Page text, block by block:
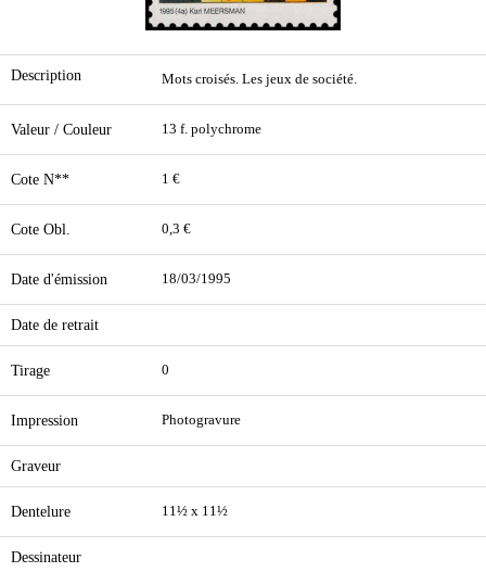
Description Mots croisés. Les jeux de société.
Valeur / Couleur 13 f. polychrome
Cote N** 1 €
Cote Obl. 0,3 €
Date d'émission 18/03/1995
Date de retrait
Tirage 0
Impression Photogravure
Graveur
Dentelure 11½ x 11½
Dessinateur